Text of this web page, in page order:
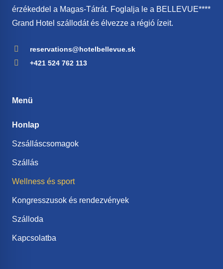
érzékeddel a Magas-Tátrát. Foglalja le a BELLEVUE****
Grand Hotel szállodát és élvezze a régió ízeit.
reservations@hotelbellevue.sk
+421 524 762 113
Menü
Honlap
Szsálláscsomagok
Szállás
Wellness és sport
Kongresszusok és rendezvények
Szálloda
Kapcsolatba